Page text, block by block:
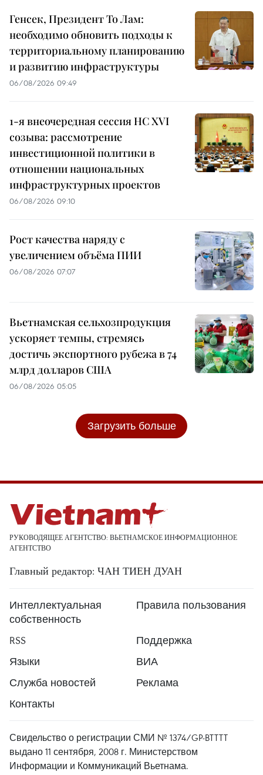
Генсек, Президент То Лам:
необходимо обновить подходы к
территориальному планированию
и развитию инфраструктуры
06/08/2026 09:49
1-я внеочередная сессия НС XVI
созыва: рассмотрение
инвестиционной политики в
отношении национальных
инфраструктурных проектов
06/08/2026 09:10
Рост качества наряду с
увеличением объёма ПИИ
06/08/2026 07:07
Вьетнамская сельхозпродукция
ускоряет темпы, стремясь
достичь экспортного рубежа в 74
млрд долларов США
06/08/2026 05:05
Загрузить больше
РУКОВОДЯЩЕЕ АГЕНТСТВО: ВЬЕТНАМСКОЕ ИНФОРМАЦИОННОЕ
АГЕНТСТВО
Главный редактор: ЧАН ТИЕН ДУАН
Интеллектуальная
собственность
Правила пользования
RSS
Поддержка
Языки
ВИА
Служба новостей
Реклама
Контакты
Свидельство о регистрации СМИ № 1374/GP-BTTTT
выдано 11 сентября, 2008 г. Министерством
Информации и Коммуникаций Вьетнама.